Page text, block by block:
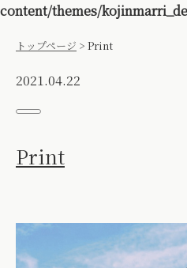
content/themes/
トップページ > Print
2021.04.22
Print